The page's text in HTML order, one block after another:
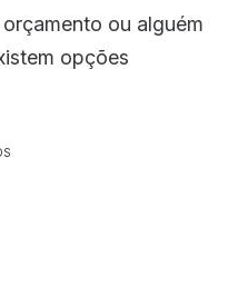
ou alguém
opções